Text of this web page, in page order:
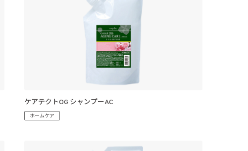
ケアテクトOG シャンプーAC
ホームケア